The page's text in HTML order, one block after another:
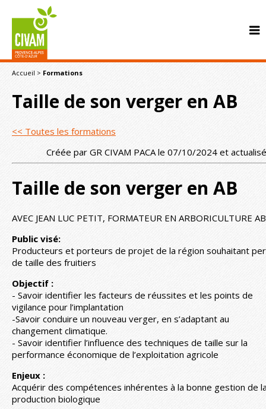
CONTACT
Accueil > Formations
Taille de son verger en AB
<< Toutes les formations
Créée par GR CIVAM PACA le 07/10/2024 et
Taille de son verger en AB
AVEC JEAN LUC PETIT, FORMATEUR EN ARBORICULTURE AB
Public visé:
Producteurs et porteurs de projet de la région souhaitant
de taille des fruitiers
Objectif :
- Savoir identifier les facteurs de réussites et les points de
vigilance pour l’implantation
-Savoir conduire un nouveau verger, en s’adaptant au
changement climatique.
- Savoir identifier l’influence des techniques de taille sur la
performance économique de l’exploitation agricole
Enjeux :
Acquérir des compétences inhérentes à la bonne gestion de
production biologique